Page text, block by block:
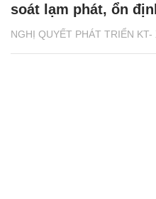
NGHỊ QUYẾT PHÁT TRIỂN KT-
soát lạm phát, ổn